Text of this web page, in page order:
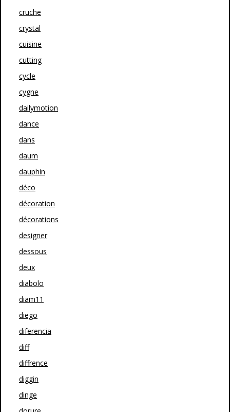
cruche
crystal
cuisine
cutting
cycle
cygne
dailymotion
dance
dans
daum
dauphin
déco
décoration
décorations
designer
dessous
deux
diabolo
diam11
diego
diferencia
diff
diffrence
diggin
dinge